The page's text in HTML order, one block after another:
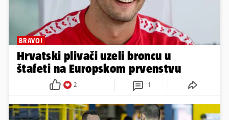
BRAVO!
Hrvatski plivači uzeli broncu u
štafeti na Europskom prvenstvu
2 1